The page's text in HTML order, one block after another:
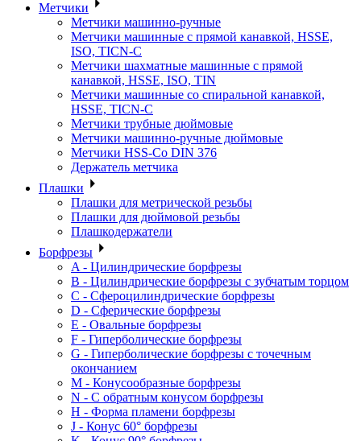
Метчики
Метчики машинно-ручные
Метчики машинные с прямой канавкой, HSSE,
ISO, TICN-C
Метчики шахматные машинные с прямой
канавкой, HSSE, ISO, TIN
Метчики машинные со спиральной канавкой,
HSSE, TICN-C
Метчики трубные дюймовые
Метчики машинно-ручные дюймовые
Метчики HSS-Co DIN 376
Держатель метчика
Плашки
Плашки для метрической резьбы
Плашки для дюймовой резьбы
Плашкодержатели
Борфрезы
A - Цилиндрические борфрезы
B - Цилиндрические борфрезы с зубчатым торцом
C - Сфероцилиндрические борфрезы
D - Сферические борфрезы
E - Овальные борфрезы
F - Гиперболические борфрезы
G - Гиперболические борфрезы с точечным
окончанием
M - Конусообразные борфрезы
N - С обратным конусом борфрезы
H - Форма пламени борфрезы
J - Конус 60° борфрезы